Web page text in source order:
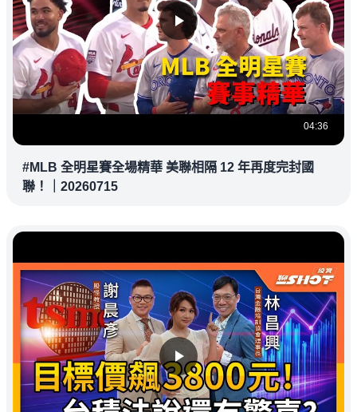
04:36
#MLB 全明星賽全場精華 美聯相隔 12 年再度完封國
聯！｜20260715